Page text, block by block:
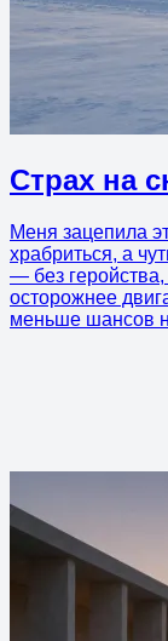
Страх на
Меня зацепила
храбриться, а
— без геройства,
осторожнее
меньше шансов